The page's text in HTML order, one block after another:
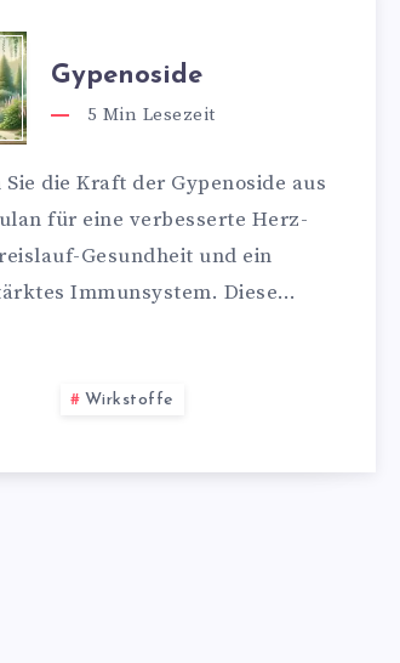
Gypenoside
5 Min Lesezeit
die Kraft der Gypenoside aus
für eine verbesserte Herz-
Gesundheit und ein
Immunsystem. Diese…
Wirkstoffe